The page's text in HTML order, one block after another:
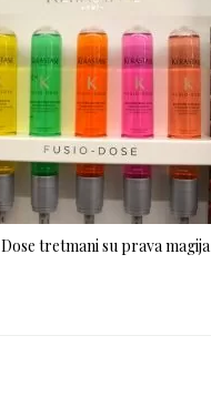
tretmani su prava magija